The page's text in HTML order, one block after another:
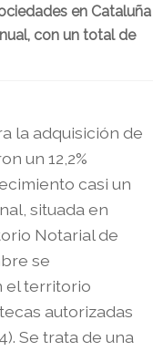
en Cataluña
con un total de
la adquisición de
un 12,2%
casi un
situada en
Notarial de
se
el territorio
autorizadas
Se trata de una